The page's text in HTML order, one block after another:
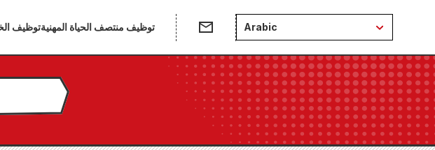
توظيفتوظيف منتصف الحياة المهنية Arabic